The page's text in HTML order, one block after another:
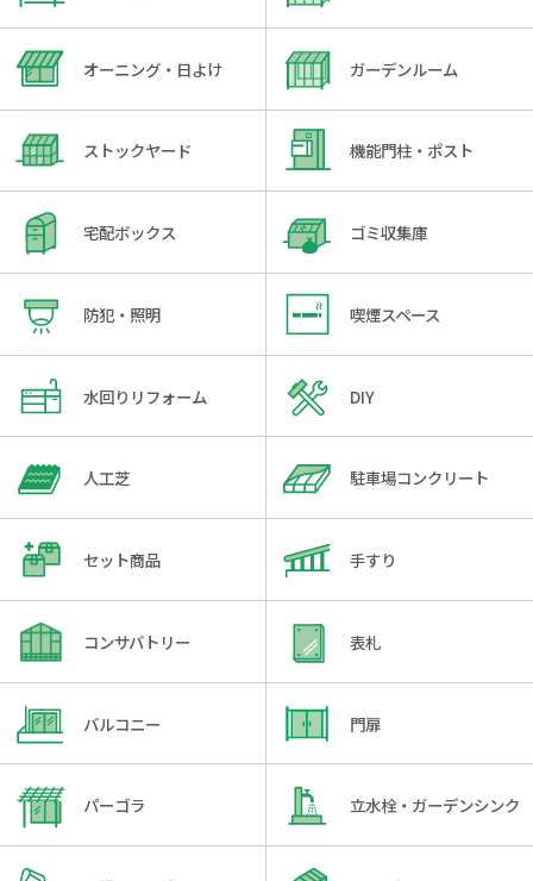
オーニング・日よけ ガーデンルーム
ストックヤード 機能門柱・ポスト
宅配ボックス ゴミ収集庫
防犯・照明 喫煙スペース
水回りリフォーム DIY
人工芝 駐車場コンクリート
セット商品 手すり
コンサバトリー 表札
バルコニー 門扉
パーゴラ 立水栓・ガーデンシンク